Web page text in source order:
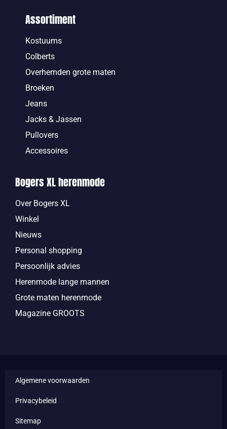
Assortiment
Kostuums
Colberts
Overhemden grote maten
Broeken
Jeans
Jacks & Jassen
Pullovers
Accessoires
Bogers XL herenmode
Over Bogers XL
Winkel
Nieuws
Personal shopping
Persoonlijk advies
Herenmode lange mannen
Grote maten herenmode
Magazine GROOTS
Algemene voorwaarden
Privacybeleid
Sitemap